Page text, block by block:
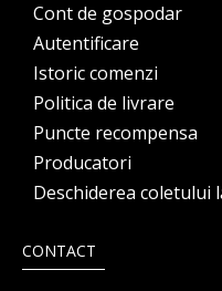
Cont de gospodar
Autentificare
Istoric comenzi
Politica de livrare
Puncte recompensa
Producatori
Deschiderea coletului
CONTACT